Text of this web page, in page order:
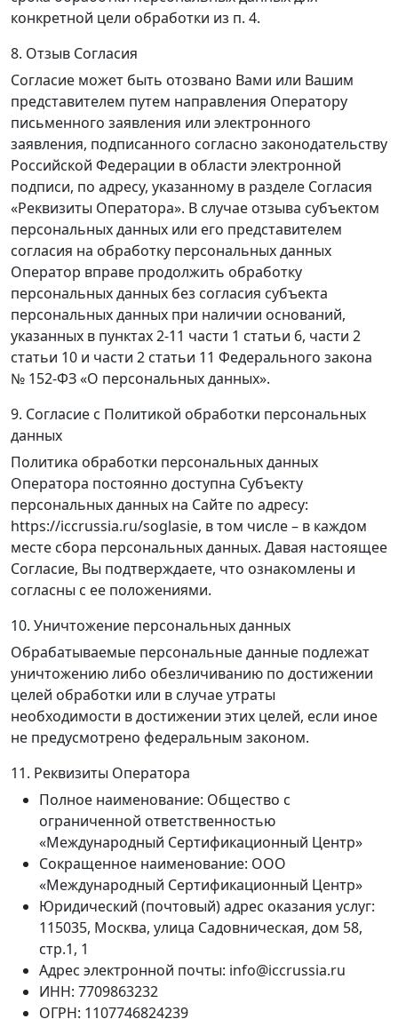
конкретной цели обработки из п. 4.
8. Отзыв Согласия
Согласие может быть отозвано Вами или Вашим
представителем путем направления Оператору
письменного заявления или электронного
заявления, подписанного согласно законодательству
Российской Федерации в области электронной
подписи, по адресу, указанному в разделе Согласия
«Реквизиты Оператора». В случае отзыва субъектом
персональных данных или его представителем
согласия на обработку персональных данных
Оператор вправе продолжить обработку
персональных данных без согласия субъекта
персональных данных при наличии оснований,
указанных в пунктах 2-11 части 1 статьи 6, части 2
статьи 10 и части 2 статьи 11 Федерального закона
№ 152-ФЗ «О персональных данных».
9. Согласие с Политикой обработки персональных
данных
Политика обработки персональных данных
Оператора постоянно доступна Субъекту
персональных данных на Сайте по адресу:
https://iccrussia.ru/soglasie, в том числе – в каждом
месте сбора персональных данных. Давая настоящее
Согласие, Вы подтверждаете, что ознакомлены и
согласны с ее положениями.
10. Уничтожение персональных данных
Обрабатываемые персональные данные подлежат
уничтожению либо обезличиванию по достижении
целей обработки или в случае утраты
необходимости в достижении этих целей, если иное
не предусмотрено федеральным законом.
11. Реквизиты Оператора
Полное наименование: Общество с
ограниченной ответственностью
«Международный Сертификационный Центр»
Сокращенное наименование: ООО
«Международный Сертификационный Центр»
Юридический (почтовый) адрес оказания услуг:
115035, Москва, улица Садовническая, дом 58,
стр.1, 1
Адрес электронной почты: info@iccrussia.ru
ИНН: 7709863232
ОГРН: 1107746824239